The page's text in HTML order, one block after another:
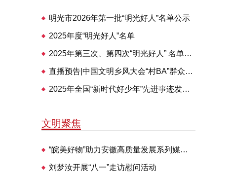
明光市2026年第一批“明光好人”名单公示
2025年度“明光好人”名单
2025年第三次、第四次“明光好人” 名单公布
直播预告|中国文明乡风大会“村BA”群众体育交流活动28日举办
2025年全国“新时代好少年”先进事迹发布仪式即将播出
文明聚焦
“皖美好物”助力安徽高质量发展系列媒体见面会走进明光
刘梦汝开展“八一”走访慰问活动